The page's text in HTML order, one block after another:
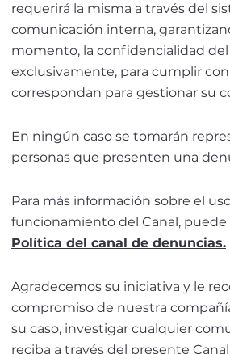
requerirá la misma a través del
comunicación interna,
momento, la confidencialidad
exclusivamente, para cumplir
correspondan para gestionar su
En ningún caso se tomarán
personas que presenten una
Para más información sobre el
funcionamiento del Canal,
Política del canal de denuncias.
Agradecemos su iniciativa y le
compromiso de nuestra
su caso, investigar cualquier
reciba a través del presente